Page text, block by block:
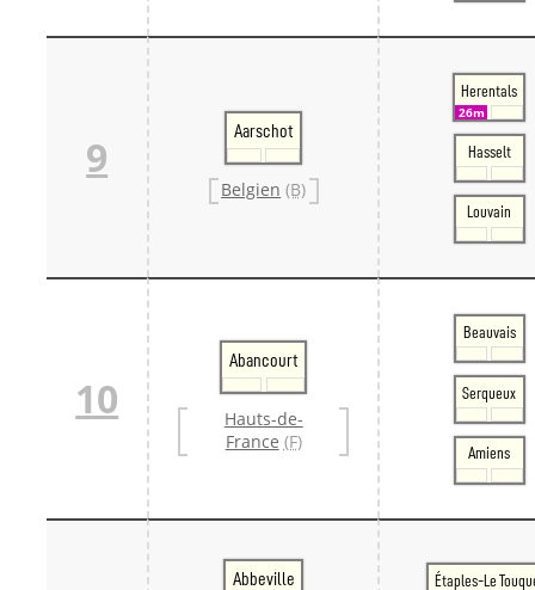
9
Aarschot
Belgien (B)
Herentals
26m
Hasselt
Louvain
10
Abancourt
Hauts-de-
France (F)
Beauvais
Serqueux
Amiens
Abbeville Étaples-Le